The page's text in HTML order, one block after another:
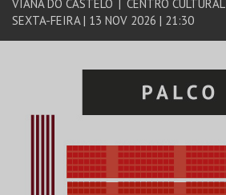
FAMÍLIA
VIANA DO CASTELO | CENTRO CULTURAL
SEXTA-FEIRA | 13 NOV 2026 | 21:30